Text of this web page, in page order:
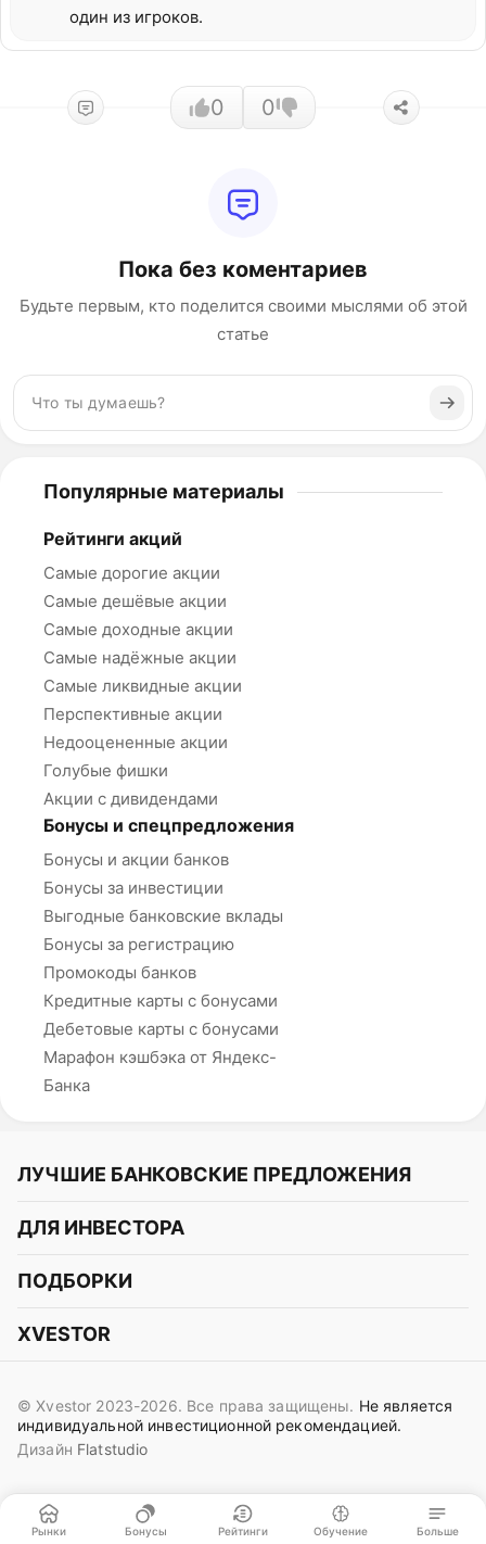
один из игроков.
0 0
Пока без коментариев
Будьте первым, кто поделится своими мыслями об этой
статье
Популярные материалы
Рейтинги акций
Самые дорогие акции
Самые дешёвые акции
Самые доходные акции
Самые надёжные акции
Самые ликвидные акции
Перспективные акции
Недооцененные акции
Голубые фишки
Акции с дивидендами
Бонусы и спецпредложения
Бонусы и акции банков
Бонусы за инвестиции
Выгодные банковские вклады
Бонусы за регистрацию
Промокоды банков
Кредитные карты с бонусами
Дебетовые карты с бонусами
Марафон кэшбэка от Яндекс-
Банка
ЛУЧШИЕ БАНКОВСКИЕ ПРЕДЛОЖЕНИЯ
Альфа-Банк
СБЕР
Газпромбанк
OZON Банк
Совкомбанк
ОТП Банк
ДЛЯ ИНВЕСТОРА
Курс акций
Курс облигаций
Прогнозы на криптовалюты
Идеи инвест аналитиков
Сигналы трейдеров
ПОДБОРКИ
Подборки акций
Подборки облигаций
XVESTOR
Вконтакте
Поддержка в Telegram
Контакты
Пользовательское соглашение
© Xvestor 2023-2026. Все права защищены. Не является
индивидуальной инвестиционной рекомендацией.
Дизайн Flatstudio
Рынки Бонусы Рейтинги Обучение Больше